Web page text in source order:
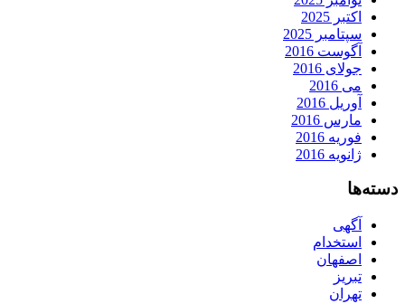
اکتبر 2025
سپتامبر 2025
آگوست 2016
جولای 2016
می 2016
آوریل 2016
مارس 2016
فوریه 2016
ژانویه 2016
دسته‌ها
آگهی
استخدام
اصفهان
تبریز
تهران